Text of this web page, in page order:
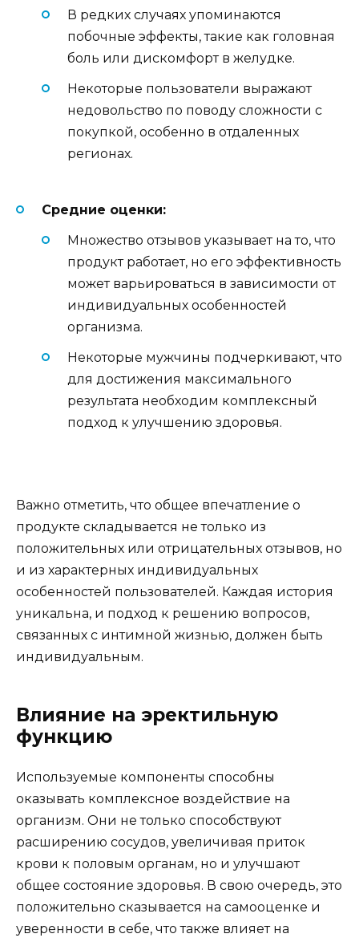
В редких случаях упоминаются
побочные эффекты, такие как головная
боль или дискомфорт в желудке.
Некоторые пользователи выражают
недовольство по поводу сложности с
покупкой, особенно в отдаленных
регионах.
Средние оценки:
Множество отзывов указывает на то, что
продукт работает, но его эффективность
может варьироваться в зависимости от
индивидуальных особенностей
организма.
Некоторые мужчины подчеркивают, что
для достижения максимального
результата необходим комплексный
подход к улучшению здоровья.
Важно отметить, что общее впечатление о
продукте складывается не только из
положительных или отрицательных отзывов, но
и из характерных индивидуальных
особенностей пользователей. Каждая история
уникальна, и подход к решению вопросов,
связанных с интимной жизнью, должен быть
индивидуальным.
Влияние на эректильную
функцию
Используемые компоненты способны
оказывать комплексное воздействие на
организм. Они не только способствуют
расширению сосудов, увеличивая приток
крови к половым органам, но и улучшают
общее состояние здоровья. В свою очередь, это
положительно сказывается на самооценке и
уверенности в себе, что также влияет на